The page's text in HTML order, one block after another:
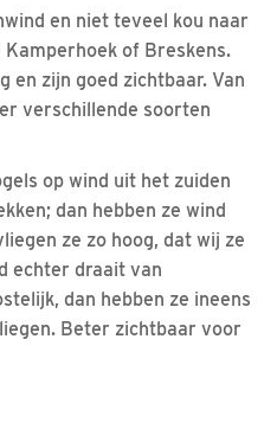
en niet teveel kou naar
Kamperhoek of Breskens.
en zijn goed zichtbaar. Van
verschillende soorten
op wind uit het zuiden
dan hebben ze wind
ze zo hoog, dat wij ze
echter draait van
dan hebben ze ineens
Beter zichtbaar voor